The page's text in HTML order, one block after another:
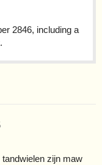
2846, including a
zijn maw